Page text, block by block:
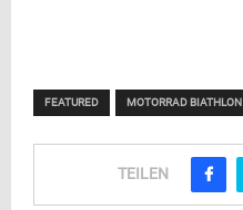
FEATURED MOTORRAD BIATHLON
TEILEN